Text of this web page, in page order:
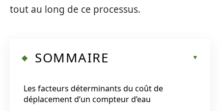
tout au long de ce processus.
SOMMAIRE
Les facteurs déterminants du coût de
déplacement d’un compteur d’eau